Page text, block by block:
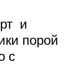
и
порой
с